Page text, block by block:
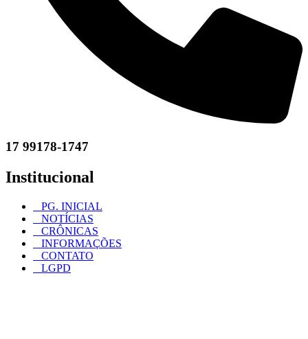
17 99178-1747
Institucional
PG. INICIAL
NOTÍCIAS
CRÔNICAS
INFORMAÇÕES
CONTATO
LGPD